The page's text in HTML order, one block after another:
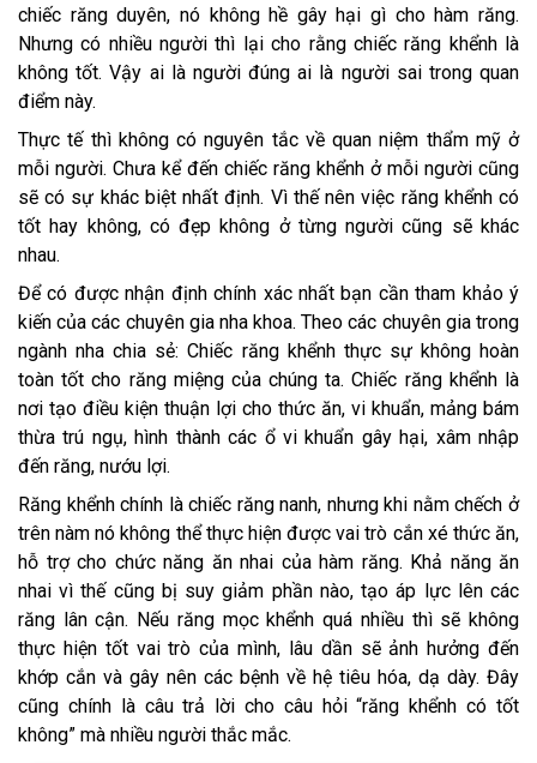
chiếc răng duyên, nó không hề gây hại gì cho hàm răng.
Nhưng có nhiều người thì lại cho rằng chiếc răng khểnh là
không tốt. Vậy ai là người đúng ai là người sai trong quan
điểm này.
Thực tế thì không có nguyên tắc về quan niệm thẩm mỹ ở
mỗi người. Chưa kể đến chiếc răng khểnh ở mỗi người cũng
sẽ có sự khác biệt nhất định. Vì thế nên việc răng khểnh có
tốt hay không, có đẹp không ở từng người cũng sẽ khác
nhau.
Để có được nhận định chính xác nhất bạn cần tham khảo ý
kiến của các chuyên gia nha khoa. Theo các chuyên gia trong
ngành nha chia sẻ: Chiếc răng khểnh thực sự không hoàn
toàn tốt cho răng miệng của chúng ta. Chiếc răng khểnh là
nơi tạo điều kiện thuận lợi cho thức ăn, vi khuẩn, mảng bám
thừa trú ngụ, hình thành các ổ vi khuẩn gây hại, xâm nhập
đến răng, nướu lợi.
Răng khểnh chính là chiếc răng nanh, nhưng khi nằm chếch ở
trên nàm nó không thể thực hiện được vai trò cắn xé thức ăn,
hỗ trợ cho chức năng ăn nhai của hàm răng. Khả năng ăn
nhai vì thế cũng bị suy giảm phần nào, tạo áp lực lên các
răng lân cận. Nếu răng mọc khểnh quá nhiều thì sẽ không
thực hiện tốt vai trò của mình, lâu dần sẽ ảnh hưởng đến
khớp cắn và gây nên các bệnh về hệ tiêu hóa, dạ dày. Đây
cũng chính là câu trả lời cho câu hỏi “răng khểnh có tốt
không” mà nhiều người thắc mắc.